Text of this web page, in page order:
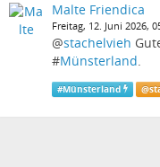
Malte Friendica
Freitag, 12. Juni 2026,
@stachelvieh
#Münsterland.
#Münsterland @